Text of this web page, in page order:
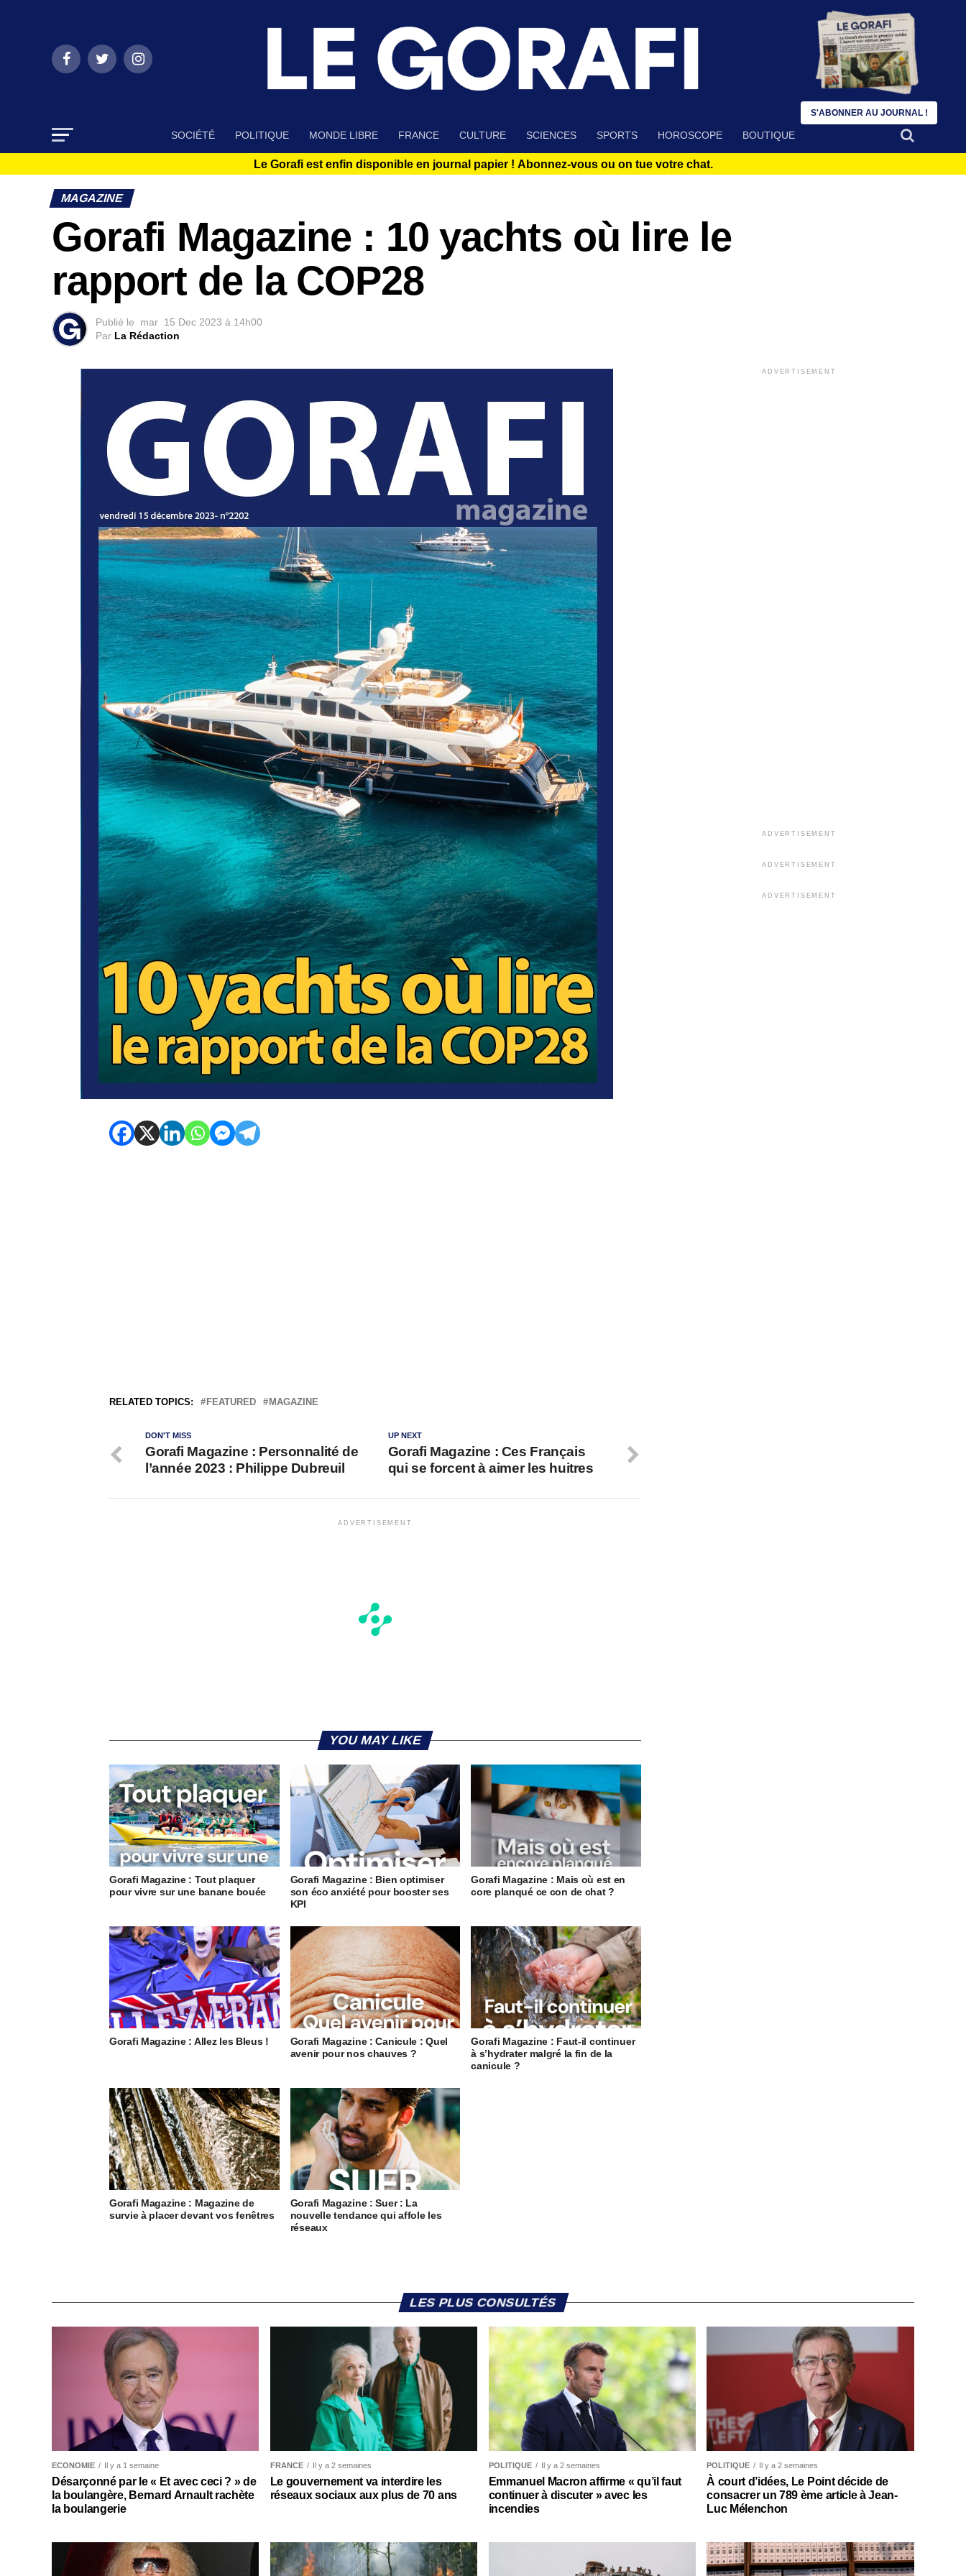
SOCIÉTÉ POLITIQUE MONDE LIBRE FRANCE CULTURE SCIENCES SPORTS HOROSCOPE BOUTIQUE
Le Gorafi est enfin disponible en journal papier ! Abonnez-vous ou on tue votre chat.
MAGAZINE
Gorafi Magazine : 10 yachts où lire le
rapport de la COP28
Publié le mar 15 Dec 2023 à 14h00
Par La Rédaction
RELATED TOPICS: FEATURED MAGAZINE
UP NEXT
Gorafi Magazine : Ces Français
qui se forcent à aimer les huitres
DON'T MISS
Gorafi Magazine : Personnalité de
l’année 2023 : Philippe Dubreuil
ADVERTISEMENT
YOU MAY LIKE
Gorafi Magazine : Tout plaquer
pour vivre sur une banane bouée
Gorafi Magazine : Bien optimiser
son éco anxiété pour booster ses
KPI
Gorafi Magazine : Mais où est en
core planqué ce con de chat ?
Gorafi Magazine : Allez les Bleus !
Gorafi Magazine : Canicule : Quel
avenir pour nos chauves ?
Gorafi Magazine : Faut-il continuer
à s’hydrater malgré la fin de la
canicule ?
Gorafi Magazine : Magazine de
survie à placer devant vos fenêtres
Gorafi Magazine : Suer : La
nouvelle tendance qui affole les
réseaux
ADVERTISEMENT
ADVERTISEMENT
ADVERTISEMENT
ADVERTISEMENT
LES PLUS CONSULTÉS
ECONOMIE Il y a 1 semaine
Désarçonné par le « Et avec ceci ? » de
la boulangère, Bernard Arnault rachète
la boulangerie
FRANCE Il y a 2 semaines
Le gouvernement va interdire les
réseaux sociaux aux plus de 70 ans
POLITIQUE Il y a 2 semaines
Emmanuel Macron affirme « qu’il faut
continuer à discuter » avec les
incendies
POLITIQUE Il y a 2 semaines
À court d’idées, Le Point décide de
consacrer un 789 ème article à Jean-
Luc Mélenchon
S'ABONNER AU JOURNAL !